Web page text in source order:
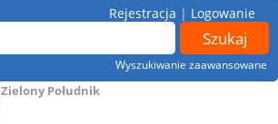
Wyszukiwanie zaawansowane
Rejestracja | Logowanie
Zielony Południk